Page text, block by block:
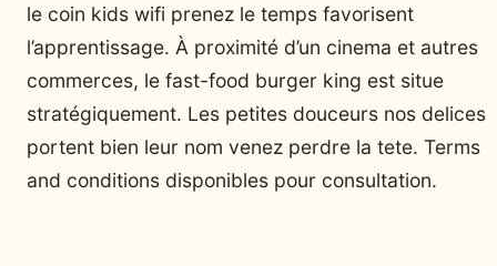
le coin kids wifi prenez le temps favorisent
l’apprentissage. À proximité d’un cinema et autres
commerces, le fast-food burger king est situe
stratégiquement. Les petites douceurs nos delices
portent bien leur nom venez perdre la tete. Terms
and conditions disponibles pour consultation.